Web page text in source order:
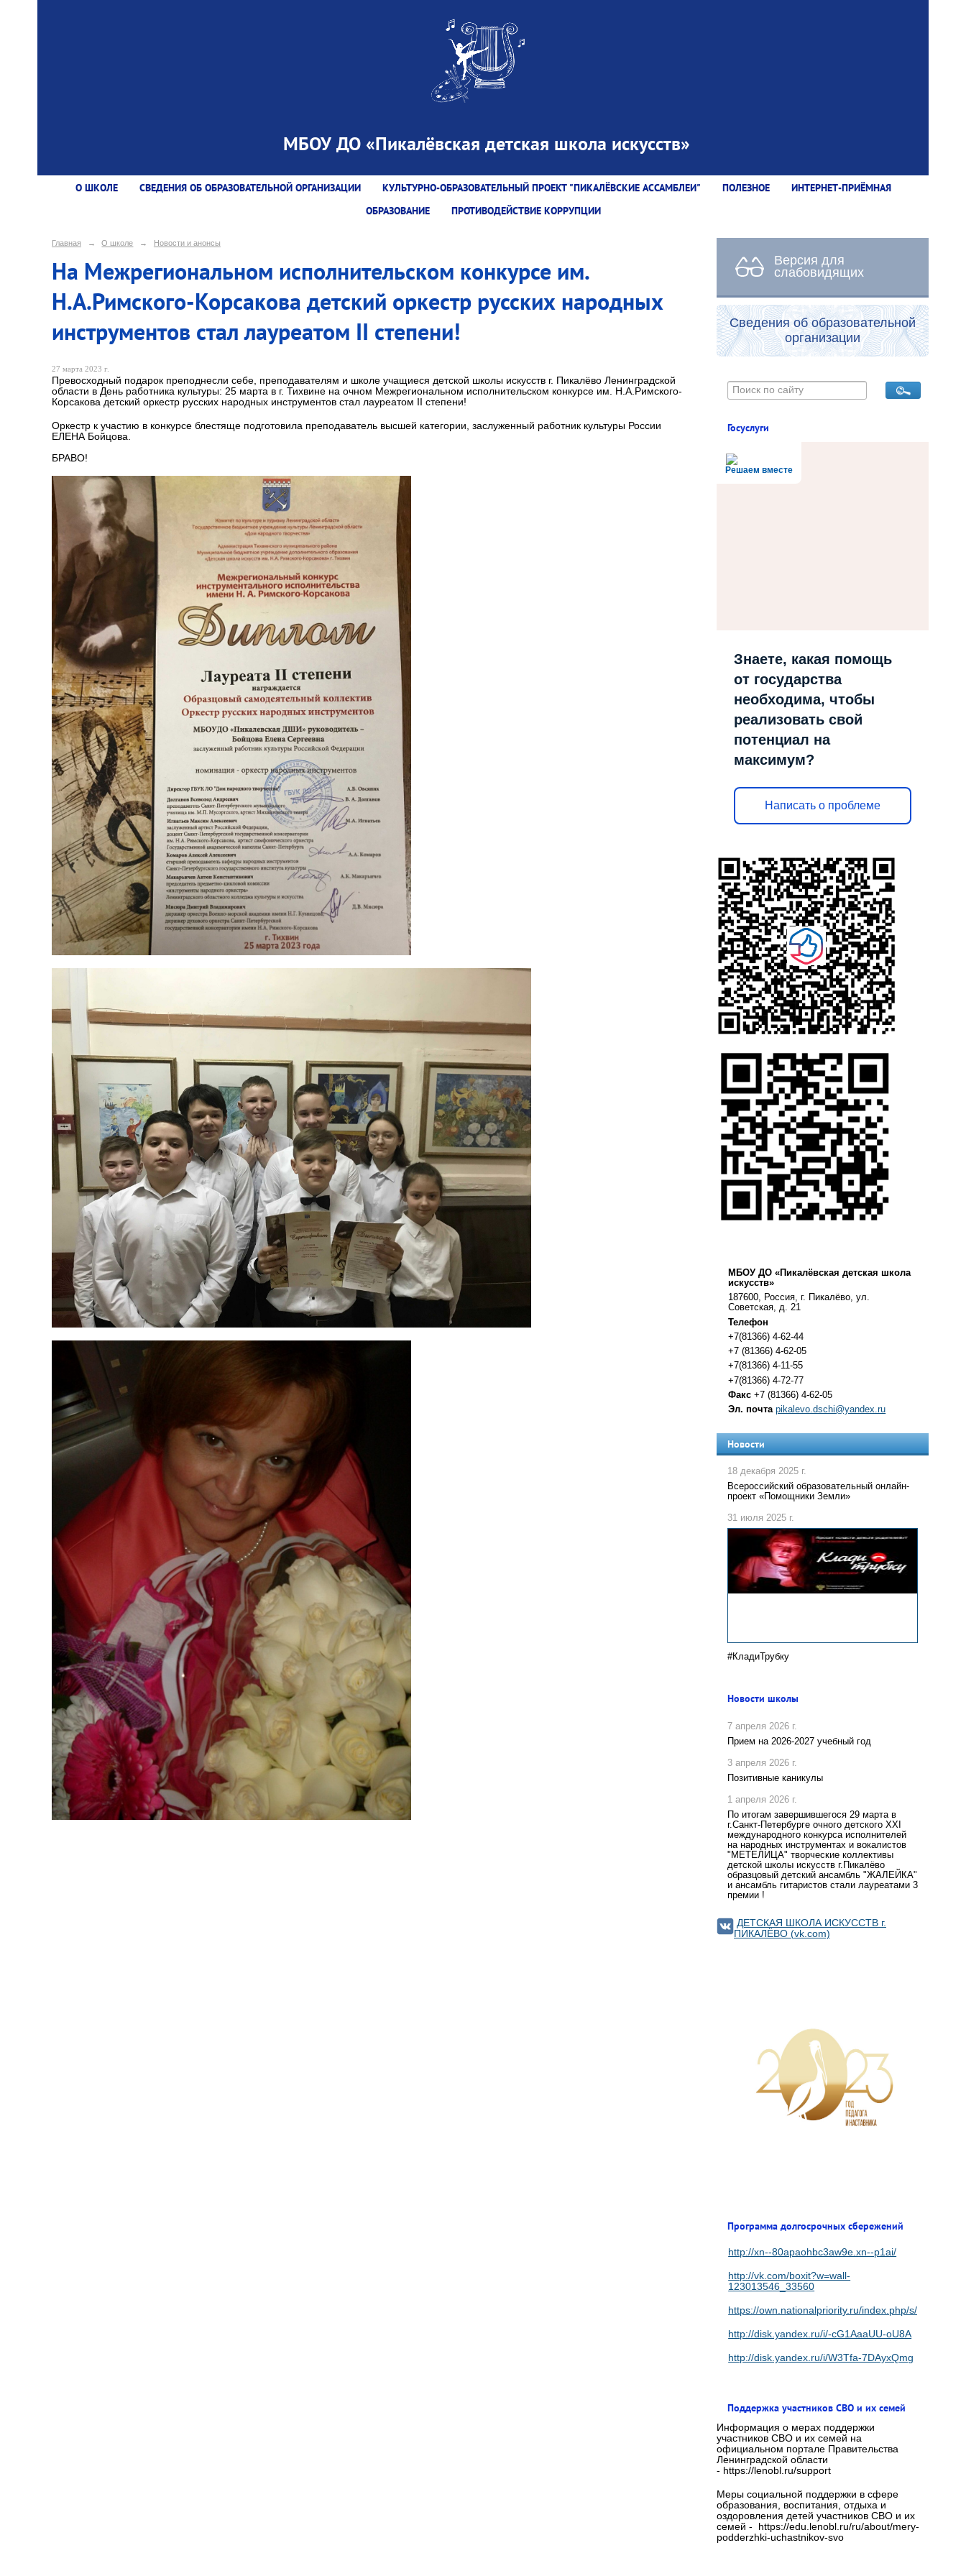
МБОУ ДО «Пикалёвская детская школа искусств»
О ШКОЛЕ СВЕДЕНИЯ ОБ ОБРАЗОВАТЕЛЬНОЙ ОРГАНИЗАЦИИ КУЛЬТУРНО-ОБРАЗОВАТЕЛЬНЫЙ ПРОЕКТ "ПИКАЛЁВСКИЕ АССАМБЛЕИ" ПОЛЕЗНОЕ
ИНТЕРНЕТ-ПРИЁМНАЯ
ОБРАЗОВАНИЕ
ПРОТИВОДЕЙСТВИЕ КОРРУПЦИИ
Главная → О школе → Новости и анонсы
На Межрегиональном исполнительском конкурсе им.
Н.А.Римского-Корсакова детский оркестр русских народных
инструментов стал лауреатом II степени!
27 марта 2023 г.
Превосходный подарок преподнесли себе, преподавателям и школе учащиеся детской школы искусств г. Пикалёво Ленинградской
области в День работника культуры: 25 марта в г. Тихвине на очном Межрегиональном исполнительском конкурсе им. Н.А.Римского-
Корсакова детский оркестр русских народных инструментов стал лауреатом II степени!
Оркестр к участию в конкурсе блестяще подготовила преподаватель высшей категории, заслуженный работник культуры России
ЕЛЕНА Бойцова.
БРАВО!
Версия для
слабовидящих
Сведения об образовательной
организации
Госуслуги
Решаем вместе
Знаете, какая помощь
от государства
необходима, чтобы
реализовать свой
потенциал на
максимум?
Написать о проблеме
МБОУ ДО «Пикалёвская детская школа
искусств»
187600, Россия, г. Пикалёво, ул.
Советская, д. 21
Телефон
+7(81366) 4-62-44
+7 (81366) 4-62-05
+7(81366) 4-11-55
+7(81366) 4-72-77
Факс +7 (81366) 4-62-05
Эл. почта pikalevo.dschi@yandex.ru
Новости
18 декабря 2025 г.
Всероссийский образовательный онлайн-
проект «Помощники Земли»
31 июля 2025 г.
#КладиТрубку
Новости школы
7 апреля 2026 г.
Прием на 2026-2027 учебный год
3 апреля 2026 г.
Позитивные каникулы
1 апреля 2026 г.
По итогам завершившегося 29 марта в
г.Санкт-Петербурге очного детского XXI
международного конкурса исполнителей
на народных инструментах и вокалистов
"МЕТЕЛИЦА" творческие коллективы
детской школы искусств г.Пикалёво
образцовый детский ансамбль "ЖАЛЕЙКА"
и ансамбль гитаристов стали лауреатами 3
премии !
ДЕТСКАЯ ШКОЛА ИСКУССТВ г.
ПИКАЛЁВО (vk.com)
Программа долгосрочных сбережений
http://xn--80apaohbc3aw9e.xn--p1ai/
http://vk.com/boxit?w=wall-
123013546_33560
https://own.nationalpriority.ru/index.php/s/
http://disk.yandex.ru/i/-cG1AaaUU-oU8A
http://disk.yandex.ru/i/W3Tfa-7DAyxQmg
Поддержка участников СВО и их семей
Информация о мерах поддержки
участников СВО и их семей на
официальном портале Правительства
Ленинградской области
- https://lenobl.ru/support
Меры социальной поддержки в сфере
образования, воспитания, отдыха и
оздоровления детей участников СВО и их
семей - https://edu.lenobl.ru/ru/about/mery-
podderzhki-uchastnikov-svo